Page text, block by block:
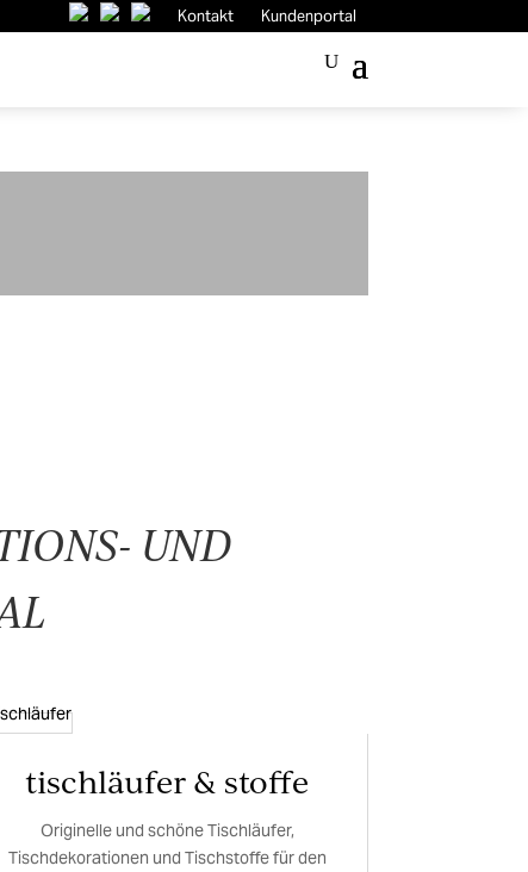
Kontakt Kundenportal
UND
tischläufer & stoffe
Originelle und schöne Tischläufer,
Tischdekorationen und Tischstoffe für den